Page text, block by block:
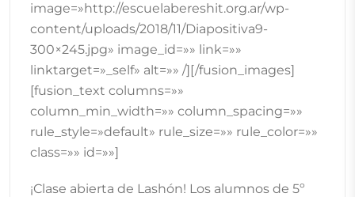
image=»http://escuelabereshit.org.ar/wp-
content/uploads/2018/11/Diapositiva9-
300×245.jpg» image_id=»» link=»»
linktarget=»_self» alt=»» /][/fusion_images]
[fusion_text columns=»»
column_min_width=»» column_spacing=»»
rule_style=»default» rule_size=»» rule_color=»»
class=»» id=»»]
¡Clase abierta de Lashón! Los alumnos de 5º